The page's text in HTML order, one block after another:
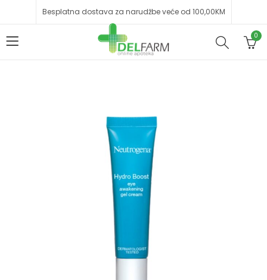
Besplatna dostava za narudžbe veće od 100,00KM
0